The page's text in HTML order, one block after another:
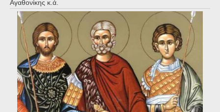
Αγαθονίκης κ.ά.